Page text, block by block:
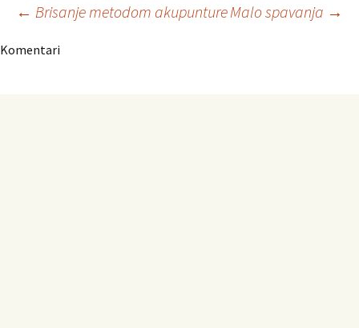
Navigacija
← Brisanje metodom akupuntureMalo spavanja →
Komentari